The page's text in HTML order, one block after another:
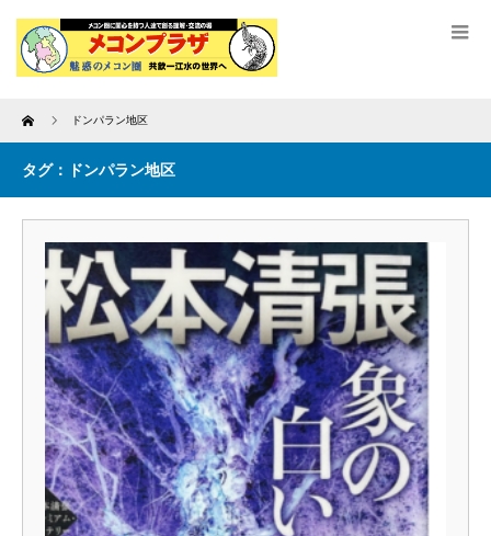
Home ドンパラン地区
タグ：ドンパラン地区